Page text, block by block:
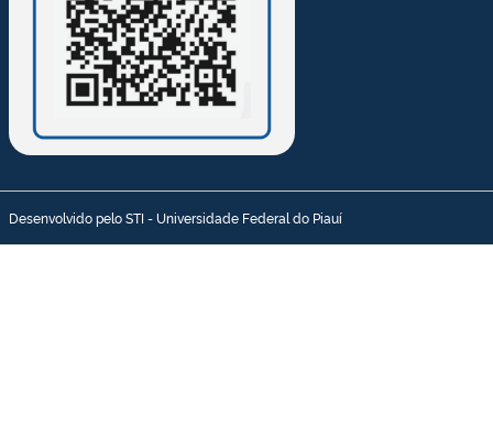
Desenvolvido pelo STI - Universidade Federal do Piauí